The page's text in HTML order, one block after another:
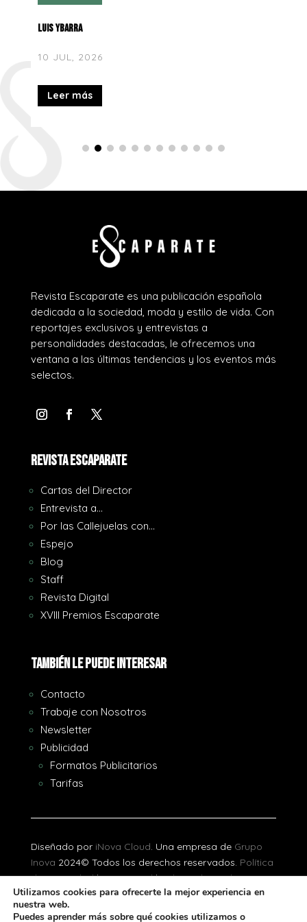
Leer más
Revista Escaparate es una publicación española
dedicada a la sociedad, moda y estilo de vida. Con
reportajes exclusivos y entrevistas a
personalidades destacadas, le ofrecemos una
ventana a las últimas tendencias y los eventos más
selectos.
REVISTA ESCAPARATE
Cartas del Director
Entrevista a…
Por las Callejuelas con…
Espejo
Blog
Staff
Revista Digital
XVIII Premios Escaparate
También le puede interesar
Contacto
Trabaje con Nosotros
Newsletter
Publicidad
Formatos Publicitarios
Tarifas
Diseñado por iNova Cloud . Una empresa de Grupo
Inova 2024© Todos los derechos reservados. Política
de Privacidad|Aviso Legal|Política de Cookies
[gtranslate]
Utilizamos cookies para ofrecerte la mejor experiencia en
nuestra web.
Puedes aprender más sobre qué cookies utilizamos o